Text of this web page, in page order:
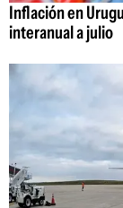
Inflación en
interanual a julio